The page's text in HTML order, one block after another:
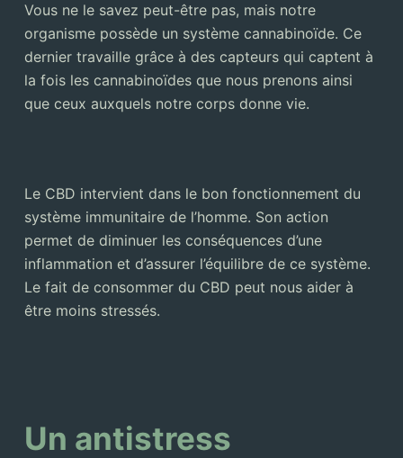
Vous ne le savez peut-être pas, mais notre
organisme possède un système cannabinoïde. Ce
dernier travaille grâce à des capteurs qui captent à
la fois les cannabinoïdes que nous prenons ainsi
que ceux auxquels notre corps donne vie.
Le CBD intervient dans le bon fonctionnement du
système immunitaire de l’homme. Son action
permet de diminuer les conséquences d’une
inflammation et d’assurer l’équilibre de ce système.
Le fait de consommer du CBD peut nous aider à
être moins stressés.
Un antistress